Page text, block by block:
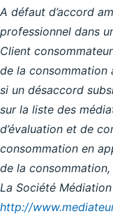
A défaut d’accord
professionnel dans
Client
de la consommation
si un désaccord
sur la liste des
d’évaluation et de
consommation en
de la
La Société
http://